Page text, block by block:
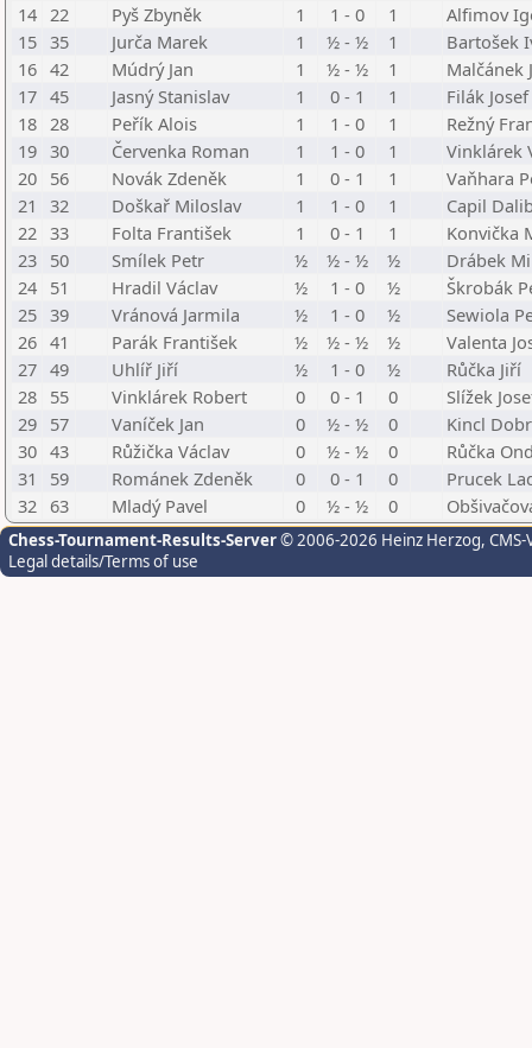
14 22 Pyš Zbyněk 1 1 - 0 1
Alfimov
15 35 Jurča Marek 1 ½ - ½ 1
Bartošek
16 42 Múdrý Jan 1 ½ - ½ 1
Malčánek
17 45 Jasný Stanislav 1 0 - 1 1
Filák Josef
18 28 Peřík Alois 1 1 - 0 1
Režný
19 30 Červenka Roman 1 1 - 0 1
Vinklárek
20 56 Novák Zdeněk 1 0 - 1 1
Vaňhara
21
32 Doškař Miloslav 1 1 - 0 1
Capil
22 33 Folta František 1 0 - 1 1
Konvička
23 50 Smílek Petr ½ ½ - ½ ½
Drábek
24 51 Hradil Václav ½ 1 - 0 ½
Škrobák
25 39 Vránová Jarmila ½ 1 - 0 ½
Sewiola
26 41 Parák František ½ ½ - ½ ½
Valenta
27 49 Uhlíř Jiří ½ 1 - 0 ½
Růčka Jiří
28 55 Vinklárek Robert 0 0 - 1 0
Slížek
29 57 Vaníček Jan 0 ½ - ½ 0
Kincl
30 43 Růžička Václav 0 ½ - ½ 0
Růčka
31
59 Románek Zdeněk 0 0 - 1 0
Prucek
32 63 Mladý Pavel 0 ½ - ½ 0
Chess-Tournament-Results-Server© 2006-2026 Heinz Herzog,
Legal details/Terms of use